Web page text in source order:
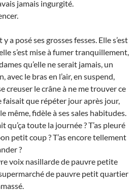
jamais ingurgité.
a posé ses grosses fesses. Elle s’est
s’est mise à fumer tranquillement,
qu’elle ne serait jamais, un
avec le bras en l’air, en suspend,
creuser le crâne à ne me trouver ce
que répéter jour après jour,
même, fidèle à ses sales habitudes.
qu’ça toute la journée ? T’as pleuré
petit coup ? T’as encore tellement
?
voix nasillarde de pauvre petite
de pauvre petit quartier